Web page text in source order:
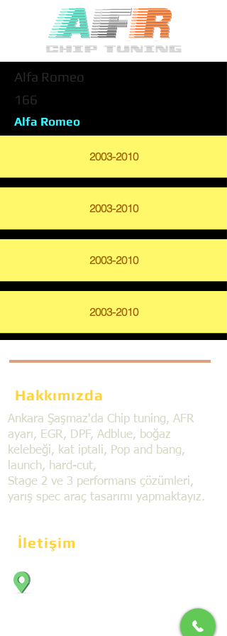
Alfa Romeo
166
Alfa Romeo
2003-2010
2003-2010
2003-2010
2003-2010
Hakkımızda
Ankara Şaşmaz'da Chip tuning, AFR
ayarı, EGR, DPF, Adblue, boğaz
kelebeği, kat iptali, Pop and bang,
launch, hard-cut,
Stage 2 ve 3 performans çözümleri,
yarış spec araç tasarımı yapmaktayız.
İletişim